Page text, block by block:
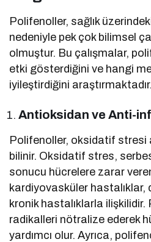
Polifenoller, sağlık
nedeniyle pek çok bilimsel
olmuştur. Bu çalışmalar,
etki gösterdiğini ve hangi
iyileştirdiğini araştırmaktadır.
Antioksidan ve Anti-
Polifenoller, oksidatif stresi
bilinir. Oksidatif stres,
sonucu hücrelere zarar
kardiyovasküler hastalıklar,
kronik hastalıklarla
radikalleri nötralize ederek
yardımcı olur. Ayrıca,